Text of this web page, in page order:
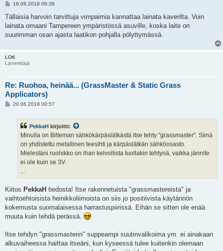
V
e
t
i
19.06.2018 09:38
Tällaisia harvoin tarvittuja vimpaimia kannattaa lainata kaverilta. Voin
lainata omaani Tampereen ympäristössä asuville, koska laite on
suurimman osan ajasta laatikon pohjalla pölyttymässä.
LOK
Lämmittäjä
Re: Ruohoa, heinää... (GrassMaster & Static Grass
Applicators)
V20.06.2018 00:57
PekkaH kirjoitti:
Minulla on Bilteman sähkökärpäslätkästä itse tehty "grassmaster". Siinä
on yhdistettu metallinen teesihti ja kärpäslätkän sähköosasto.
Mielestäni ruohikko on ihan kelvollista tuollakin tehtynä, vaikka jännite
ei ole kuin se 3V.
...
Kiitos PekkaH tiedosta! Itse rakennetuista "grassmastereista" ja
vaihtoehtoisista heinikkoliimoista on siis jo positiivista käytännön
kokemusta suomalaisessa harrastuspiirissä. Eihän se sitten ole enää
muuta kuin tehdä perässä.
Itse tehdyn "grassmasterin" suppeampi suutinvalikoima ym. ei ainakaan
alkuvaiheessa haittaa itseäni, kun kyseessä tulee kuitenkin olemaan